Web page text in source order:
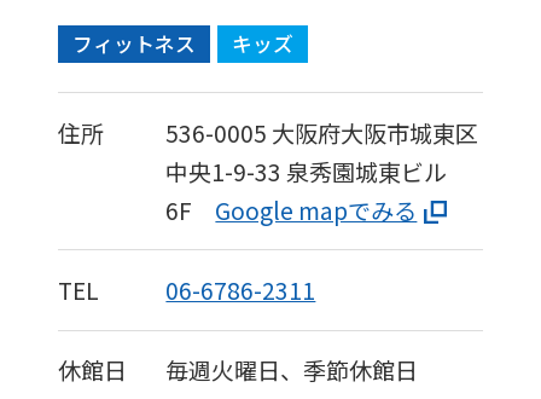
フィットネス キッズ
住所 536-0005 大阪府大阪市城東区
中央1-9-33 泉秀園城東ビル
6F
Google mapでみる
TEL 06-6786-2311
休館日 毎週火曜日、季節休館日